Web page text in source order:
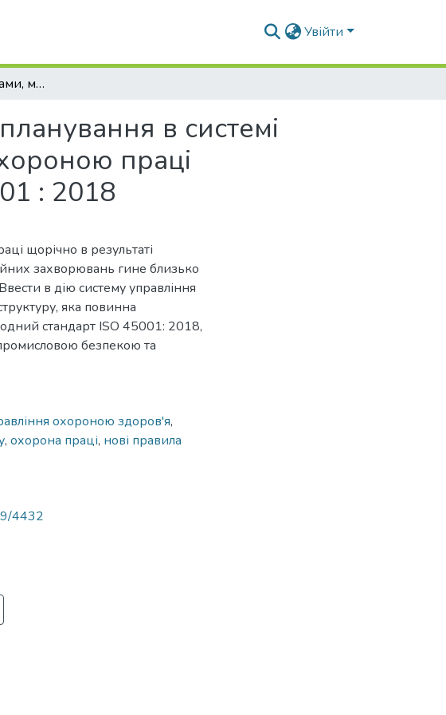
Увійти
Управління ризиками, можливостями та планування в системі управління промисловою безпекою та охороною праці підприємств на основі стандарту ISO 45001 : 2018
в системі
праці
: 2018
щорічно в результаті
захворювань гине близько
в дію систему управління
яка повинна
стандарт ISO 45001: 2018,
безпекою та
охороною здоров'я,
, охорона праці, нові правила
4432